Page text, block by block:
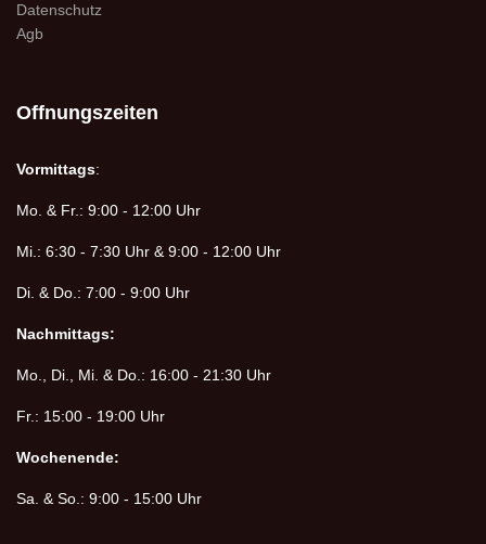
Datenschutz
Agb
Offnungszeiten
Vormittags:
Mo. & Fr.: 9:00 - 12:00 Uhr
Mi.: 6:30 - 7:30 Uhr & 9:00 - 12:00 Uhr
Di. & Do.: 7:00 - 9:00 Uhr
Nachmittags:
Mo., Di., Mi. & Do.: 16:00 - 21:30 Uhr
Fr.: 15:00 - 19:00 Uhr
Wochenende:
Sa. & So.: 9:00 - 15:00 Uhr